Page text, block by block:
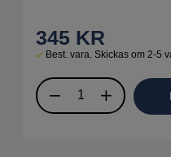
345 KR
Best. vara. Skickas om 2-5